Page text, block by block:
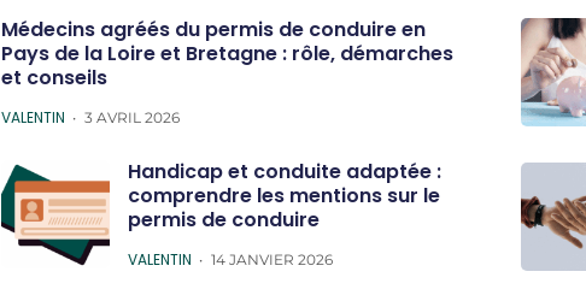
Médecins agréés du permis de conduire en
Pays de la Loire et Bretagne : rôle, démarches
et conseils
POSTED
VALENTIN 3 AVRIL 2026
Handicap et conduite adaptée :
comprendre les mentions sur le
permis de conduire
POSTED
VALENTIN 14 JANVIER 2026